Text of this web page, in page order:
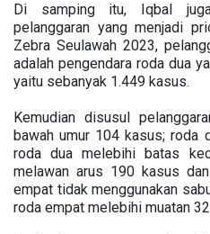
Di samping itu, Iqbal
pelanggaran yang menjadi
Zebra Seulawah 2023,
adalah pengendara roda dua
yaitu sebanyak 1.449 kasus.
Kemudian disusul
bawah umur 104 kasus; roda
roda dua melebihi batas
melawan arus 190 kasus
empat tidak menggunakan
roda empat melebihi muatan